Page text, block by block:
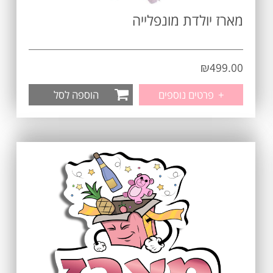
מארז יולדת מונפלייה
₪499.00
+ פרטים נוספים הוספה לסל